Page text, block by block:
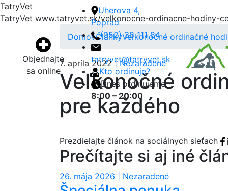
TatryVet
TatryVet www.tatryvet.sk/velkonocne-ordinacne-hodiny-
Objednajte
sa online
Uherova 4,
Poprad
(052) 38 111 84
tatryvet@tatryvet.sk
Kto ordinuje?
Dnes ordinujeme:
8:00 – 20:00
DomovČlánkyVeľkonočné ordinačné
7. apríla 2022 |Nezaradené
Veľkonočné
pre každého
Prezdielajte článok na sociálnych sieťach
Prečítajte si aj iné
26. mája 2026 | Nezaradené